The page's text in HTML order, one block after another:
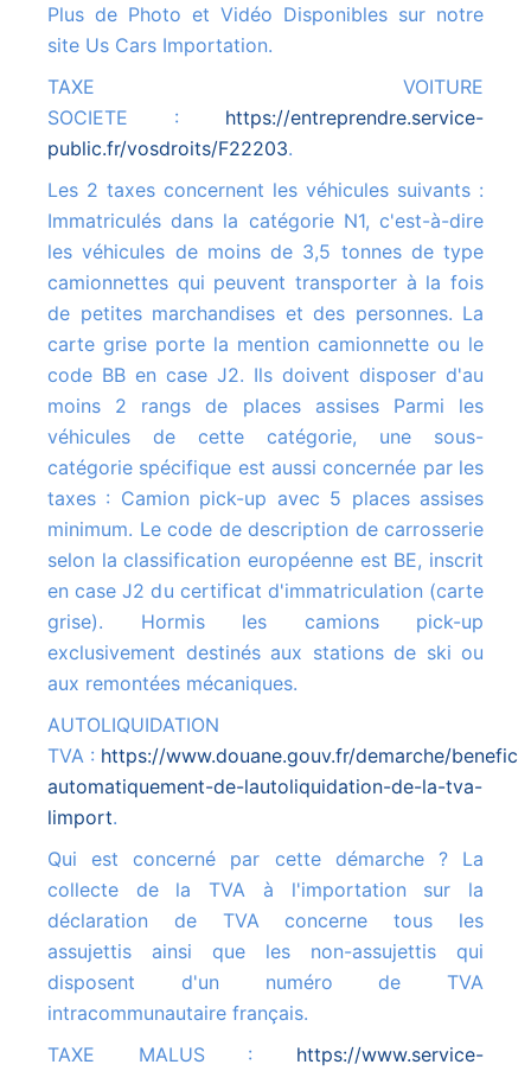
Plus de Photo et Vidéo Disponibles sur notre
site Us Cars Importation.
TAXE VOITURE
SOCIETE : https://entreprendre.service-
public.fr/vosdroits/F22203.
Les 2 taxes concernent les véhicules suivants :
Immatriculés dans la catégorie N1, c'est-à-dire
les véhicules de moins de 3,5 tonnes de type
camionnettes qui peuvent transporter à la fois
de petites marchandises et des personnes. La
carte grise porte la mention camionnette ou le
code BB en case J2. Ils doivent disposer d'au
moins 2 rangs de places assises Parmi les
véhicules de cette catégorie, une sous-
catégorie spécifique est aussi concernée par les
taxes : Camion pick-up avec 5 places assises
minimum. Le code de description de carrosserie
selon la classification européenne est BE, inscrit
en case J2 du certificat d'immatriculation (carte
grise). Hormis les camions pick-up
exclusivement destinés aux stations de ski ou
aux remontées mécaniques.
AUTOLIQUIDATION
TVA : https://www.douane.gouv.fr/demarche/
automatiquement-de-lautoliquidation-de-la-tva-
limport.
Qui est concerné par cette démarche ? La
collecte de la TVA à l'importation sur la
déclaration de TVA concerne tous les
assujettis ainsi que les non-assujettis qui
disposent d'un numéro de TVA
intracommunautaire français.
TAXE MALUS : https://www.service-